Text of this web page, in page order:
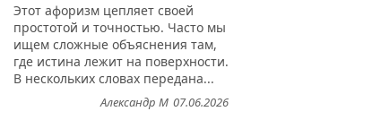
Этот афоризм цепляет своей
простотой и точностью. Часто мы
ищем сложные объяснения там,
где истина лежит на поверхности.
В нескольких словах передана...
07.06.2026
Александр М